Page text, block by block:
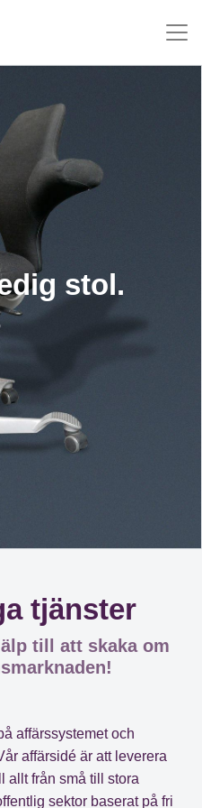
stol.
tjänster
till att skaka om
affärssystemet och
affärsidé är att leverera
allt från små till stora
sektor baserat på fri